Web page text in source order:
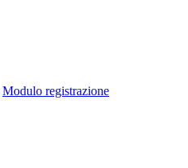
Modulo registrazione